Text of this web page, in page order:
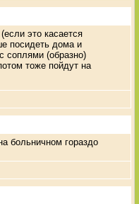
это касается
посидеть дома и
соплями (образно)
тоже пойдут на
больничном гораздо